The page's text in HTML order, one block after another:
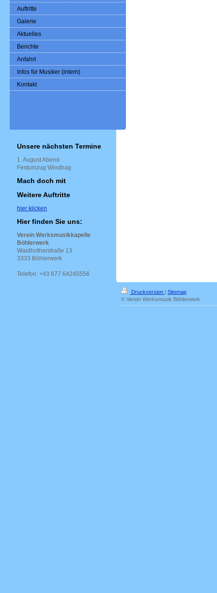
Auftritte
Galerie
Aktuelles
Berichte
Anfahrt
Infos für Musiker (intern)
Kontakt
Unsere nächsten Termine
1. August Abend
Festumzug Windhag
Mach doch mit
Weitere Auftritte
hier klicken
Hier finden Sie uns:
Verein Werksmusikkapelle
Böhlerwerk
Waidhofnerstraße 13
3333 Böhlerwerk
Telefon: +43 677 64245556
Druckversion | Sitemap
© Verein Werksmusik Böhlerwerk